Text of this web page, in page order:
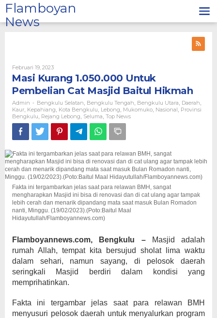
Lewati
ke
konten
Flamboyan
News
Februari 19, 2023Oleh
Masi Kurang 1.050.000 Untuk
Pembelian Cat Masjid Baitul Hikmah
Admin - Bengkulu Selatan Bengkulu Tengah Bengkulu Utara Daerah
Kaur Kepahiang Kota Bengkulu Lebong Mukomuko Nasional Provinsi
Bengkulu Rejang Lebong Seluma Top News
Fakta ini tergambarkan jelas saat para relawan BMH, sangat
mengharapkan Masjid ini bisa di renovasi dan di cat ulang agar tampak
lebih cerah dan menarik dipandang mata saat masuk Bulan Romadon
nanti, Minggu. (19/02/2023).(Poto:Baitul Maal
Hidayutullah/Flamboyannews.com)
Flamboyannews.com, Bengkulu –Masjid adalah
rumah Allah, tempat kita bersujud sholat lima waktu
dalam sehari, namun sayang, di pelosok daerah
seringkali Masjid berdiri dalam kondisi yang
memprihatinkan.
Fakta ini tergambar jelas saat para relawan BMH
menyusuri pelosok daerah untuk menyalurkan program